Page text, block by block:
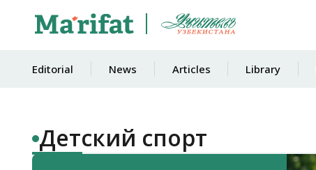
Editorial News Articles Library
Детский спорт